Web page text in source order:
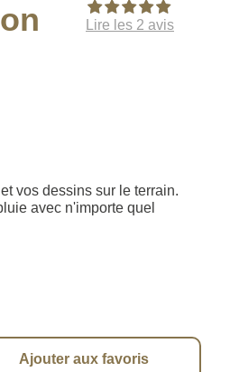
Lire les 2 avis
vos dessins sur le terrain.
avec n'importe quel
Ajouter aux favoris